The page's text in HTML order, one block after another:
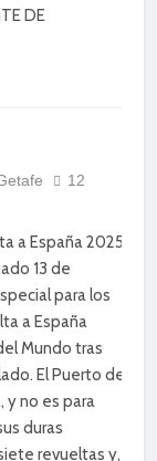
DE
12
a España 2025
13 de
para los
a España
Mundo tras
El Puerto de
y no es para
duras
revueltas y,